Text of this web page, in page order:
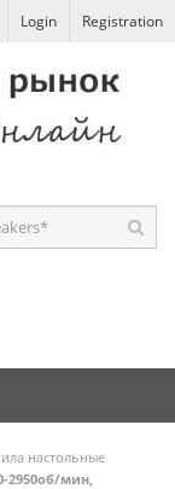
Login Registration
настольные
2950об/мин,